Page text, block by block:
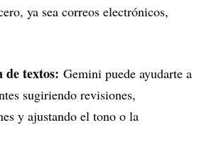
ya sea correos electrónicos,
de textos: Gemini puede ayudarte a
sugiriendo revisiones,
y ajustando el tono o la